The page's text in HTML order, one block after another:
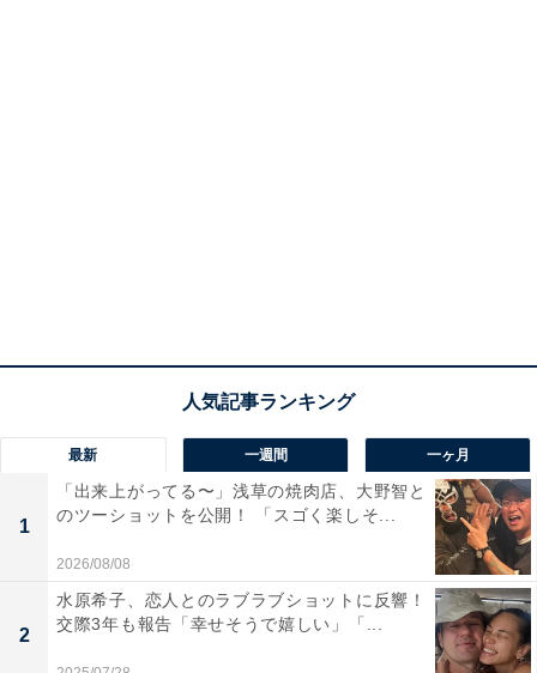
最新 一週間 一ヶ月
1
「出来上がってる〜」浅草の焼肉店、大野智と
のツーショットを公開！ 「スゴく楽しそ...
2026/08/08
2
水原希子、恋人とのラブラブショットに反響！
交際3年も報告「幸せそうで嬉しい」「...